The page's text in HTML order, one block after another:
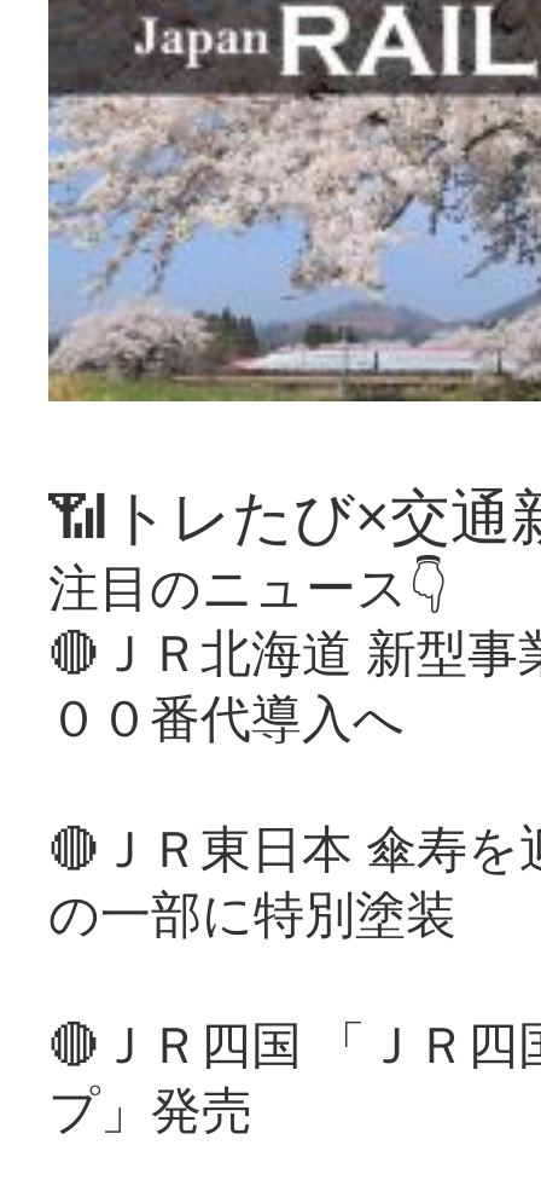
📶トレたび×交通
注目のニュース👇
🔴ＪＲ北海道 新型
００番代導入へ
🔴ＪＲ東日本 傘寿
の一部に特別塗装
🔴ＪＲ四国 「ＪＲ
プ」発売